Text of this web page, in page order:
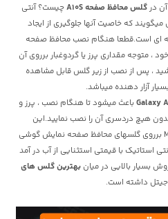
آن درگلس محافظ صفحه A10S
چیست؟ آنتی
که خاصیت آنها جلوگیری از ایجاد
ای است.قطعا هنگام نصب محافظ صفحه
متوجه مقداری پرز یا گردوغبار برروی آن
، پس از نصب از زیر گلس قابل مشاهده
آزار دهنده میباشد.
باعث میشود تا هنگام نصب ، پرز و
هیچ دردسری آن را نصب نمایید.این
فناوری اولین بار توسط شرکت MIETUBL برروی گلسهای محافظ صفحه نمایش گوشی
استاتیک با قیمتی استثنایی از آب در آمد
بسیار بالایی در میانبهترین گلس های
داشته است.